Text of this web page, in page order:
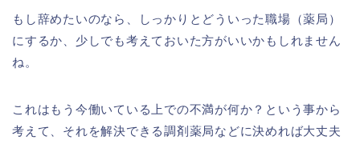
もし辞めたいのなら、しっかりとどういった職場（薬局）
にするか、少しでも考えておいた方がいいかもしれません
ね。
これはもう今働いている上での不満が何か？という事から
考えて、それを解決できる調剤薬局などに決めれば大丈夫